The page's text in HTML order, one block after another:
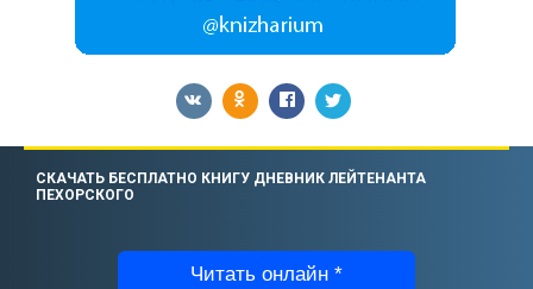
СКАЧАТЬ БЕСПЛАТНО КНИГУ ДНЕВНИК ЛЕЙТЕНАНТА
ПЕХОРСКОГО
Читать онлайн *